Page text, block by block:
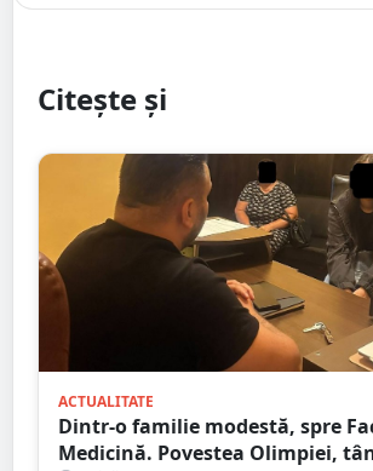
Citește și
ACTUALITATE
Dintr-o familie modestă, spre
Medicină. Povestea Olimpiei,